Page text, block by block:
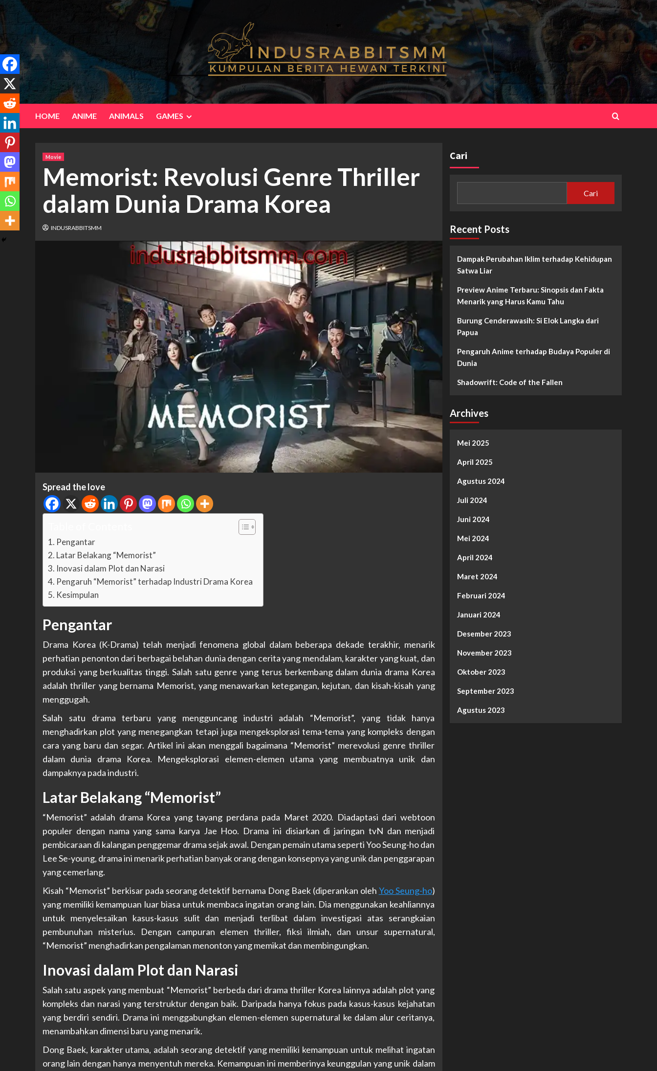
Skip
to
HOME ANIME ANIMALS GAMES
Movie
Memorist: Revolusi Genre Thriller
dalam Dunia Drama Korea
INDUSRABBITSMM
Spread the love
Pengantar
Latar Belakang “Memorist”
Inovasi dalam Plot dan Narasi
Pengaruh “Memorist” terhadap Industri Drama Korea
Kesimpulan
Pengantar
Drama Korea (K-Drama) telah menjadi fenomena global dalam beberapa dekade terakhir, menarik
perhatian penonton dari berbagai belahan dunia dengan cerita yang mendalam, karakter yang kuat, dan
produksi yang berkualitas tinggi. Salah satu genre yang terus berkembang dalam dunia drama Korea
adalah thriller yang bernama Memorist, yang menawarkan ketegangan, kejutan, dan kisah-kisah yang
menggugah.
Salah satu drama terbaru yang mengguncang industri adalah “Memorist”, yang tidak hanya
menghadirkan plot yang menegangkan tetapi juga mengeksplorasi tema-tema yang kompleks dengan
cara yang baru dan segar. Artikel ini akan menggali bagaimana “Memorist” merevolusi genre thriller
dalam dunia drama Korea. Mengeksplorasi elemen-elemen utama yang membuatnya unik dan
dampaknya pada industri.
Latar Belakang “Memorist”
“Memorist” adalah drama Korea yang tayang perdana pada Maret 2020. Diadaptasi dari webtoon
populer dengan nama yang sama karya Jae Hoo. Drama ini disiarkan di jaringan tvN dan menjadi
pembicaraan di kalangan penggemar drama sejak awal. Dengan pemain utama seperti Yoo Seung-ho dan
Lee Se-young, drama ini menarik perhatian banyak orang dengan konsepnya yang unik dan penggarapan
yang cemerlang.
Kisah “Memorist” berkisar pada seorang detektif bernama Dong Baek (diperankan oleh Yoo Seung-ho)
yang memiliki kemampuan luar biasa untuk membaca ingatan orang lain. Dia menggunakan keahliannya
untuk menyelesaikan kasus-kasus sulit dan menjadi terlibat dalam investigasi atas serangkaian
pembunuhan misterius. Dengan campuran elemen thriller, fiksi ilmiah, dan unsur supernatural,
“Memorist” menghadirkan pengalaman menonton yang memikat dan membingungkan.
Inovasi dalam Plot dan Narasi
Salah satu aspek yang membuat “Memorist” berbeda dari drama thriller Korea lainnya adalah plot yang
kompleks dan narasi yang terstruktur dengan baik. Daripada hanya fokus pada kasus-kasus kejahatan
yang berdiri sendiri. Drama ini menggabungkan elemen-elemen supernatural ke dalam alur ceritanya,
menambahkan dimensi baru yang menarik.
Dong Baek, karakter utama, adalah seorang detektif yang memiliki kemampuan untuk melihat ingatan
orang lain dengan hanya menyentuh mereka. Kemampuan ini memberinya keunggulan yang unik dalam
Cari
Cari
Recent Posts
Dampak Perubahan Iklim terhadap Kehidupan
Satwa Liar
Preview Anime Terbaru: Sinopsis dan Fakta
Menarik yang Harus Kamu Tahu
Burung Cenderawasih: Si Elok Langka dari
Papua
Pengaruh Anime terhadap Budaya Populer di
Dunia
Shadowrift: Code of the Fallen
Archives
Mei 2025
April 2025
Agustus 2024
Juli 2024
Juni 2024
Mei 2024
April 2024
Maret 2024
Februari 2024
Januari 2024
Desember 2023
November 2023
Oktober 2023
September 2023
Agustus 2023